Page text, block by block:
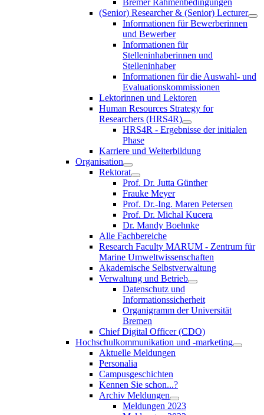
(Senior) Researcher & (Senior) Lecturer
Informationen für Bewerberinnen
und Bewerber
Informationen für
Stelleninhaberinnen und
Stelleninhaber
Informationen für die Auswahl- und
Evaluationskommissionen
Lektorinnen und Lektoren
Human Resources Strategy for
Researchers (HRS4R)
HRS4R - Ergebnisse der initialen
Phase
Karriere und Weiterbildung
Organisation
Rektorat
Prof. Dr. Jutta Günther
Frauke Meyer
Prof. Dr.-Ing. Maren Petersen
Prof. Dr. Michal Kucera
Dr. Mandy Boehnke
Alle Fachbereiche
Research Faculty MARUM - Zentrum für
Marine Umweltwissenschaften
Akademische Selbstverwaltung
Verwaltung und Betrieb
Datenschutz und
Informationssicherheit
Organigramm der Universität
Bremen
Chief Digital Officer (CDO)
Hochschulkommunikation und -marketing
Aktuelle Meldungen
Personalia
Campusgeschichten
Kennen Sie schon...?
Archiv Meldungen
Meldungen 2023